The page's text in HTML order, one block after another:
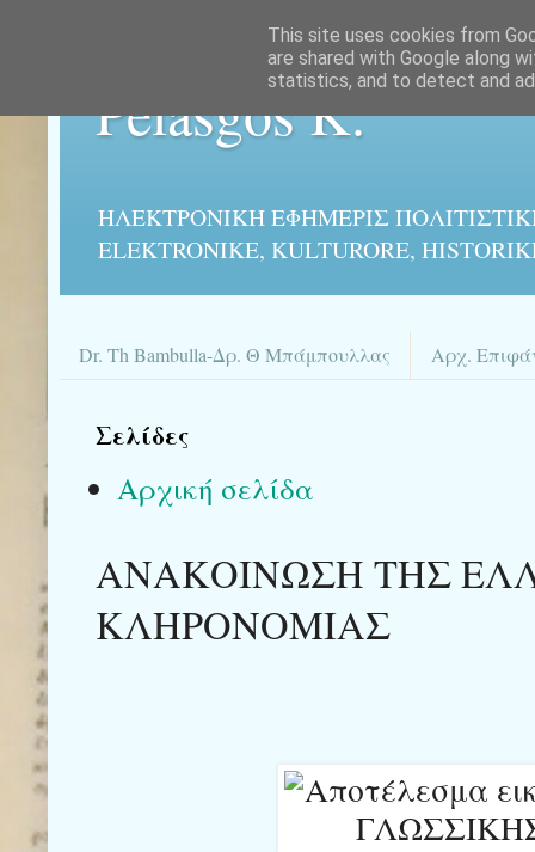
Pelasgos K.
ΗΛΕΚΤΡΟΝΙΚΉ ΕΦΗΜΕΡΙΣ
ELEKTRONIKE, KULTURORE,
Dr. Th Bambulla-Δρ. Θ Μπάμπουλλας Αρχ.
Σελίδες
Αρχική σελίδα
ΑΝΑΚΟΙΝΩΣΗ ΤΗΣ
ΚΛΗΡΟΝΟΜΙΑΣ
This site uses cookies from
are shared with Google along
statistics, and to detect and